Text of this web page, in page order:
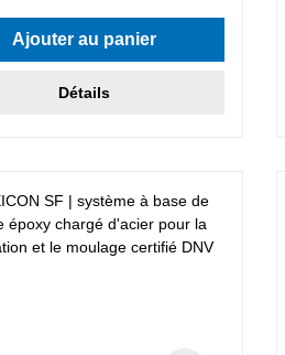
Ajouter au panier
Détails